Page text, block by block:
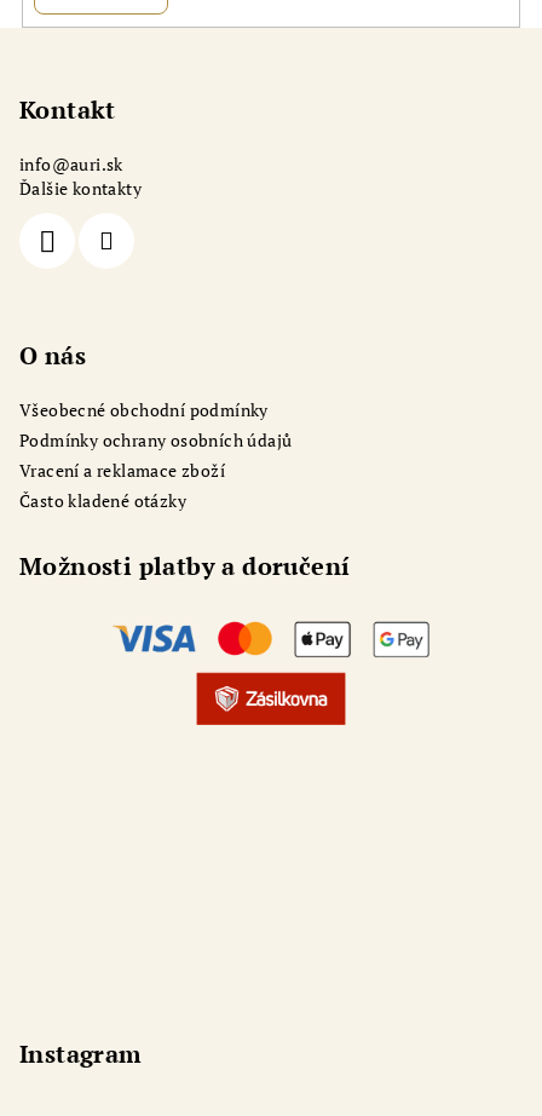
Kontakt
info@auri.sk
Ďalšie kontakty
O nás
Všeobecné obchodní podmínky
Podmínky ochrany osobních údajů
Vracení a reklamace zboží
Často kladené otázky
Možnosti platby a doručení
Instagram